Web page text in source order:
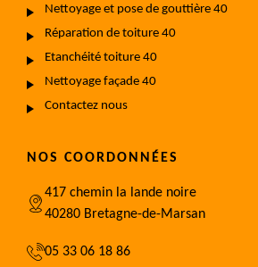
Nettoyage et pose de gouttière 40
Réparation de toiture 40
Etanchéité toiture 40
Nettoyage façade 40
Contactez nous
NOS COORDONNÉES
417 chemin la lande noire
40280 Bretagne-de-Marsan
05 33 06 18 86